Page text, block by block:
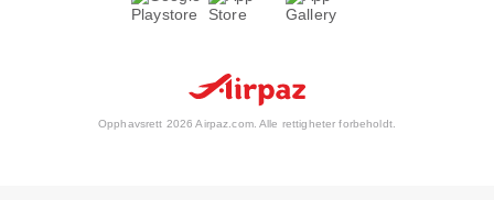
Opphavsrett 2026 Airpaz.com. Alle rettigheter forbeholdt.